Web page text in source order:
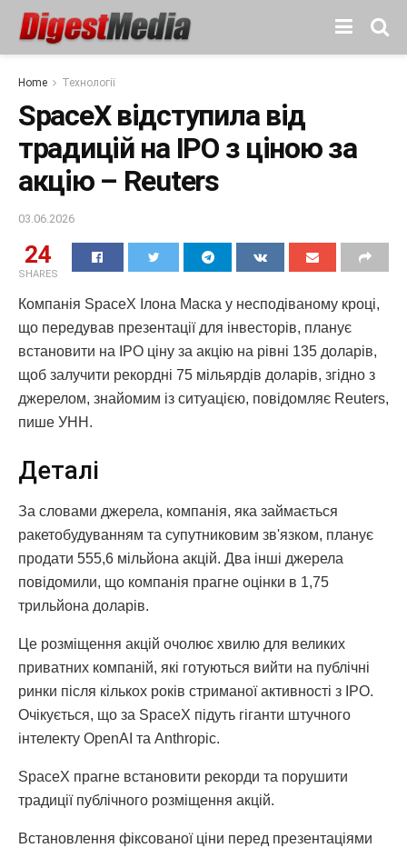
Home Технології
SpaceX відступила від
традицій на IPO з ціною за
акцію – Reuters
03.06.2026
24
SHARES
Компанія SpaceX Ілона Маска у несподіваному кроці,
що передував презентації для інвесторів, планує
встановити на IPO ціну за акцію на рівні 135 доларів,
щоб залучити рекордні 75 мільярдів доларів, згідно з
джерелом, знайомим із ситуацією, повідомляє Reuters,
пише УНН.
Деталі
За словами джерела, компанія, яка займається
ракетобудуванням та супутниковим зв'язком, планує
продати 555,6 мільйона акцій. Два інші джерела
повідомили, що компанія прагне оцінки в 1,75
трильйона доларів.
Це розміщення акцій очолює хвилю для великих
приватних компаній, які готуються вийти на публічні
ринки після кількох років стриманої активності з IPO.
Очікується, що за SpaceX підуть гіганти штучного
інтелекту OpenAI та Anthropic.
SpaceX прагне встановити рекорди та порушити
традиції публічного розміщення акцій.
Встановлення фіксованої ціни перед презентаціями